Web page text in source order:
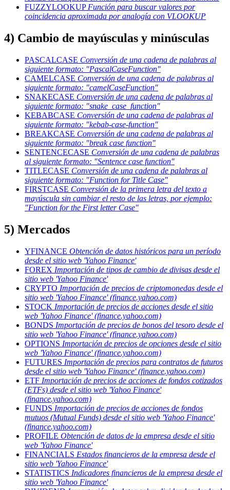
FUZZYLOOKUP Función para buscar valores por
coincidencia aproximada por analogía con VLOOKUP
4) Cambio de mayúsculas y minúsculas
PASCALCASE Conversión de una cadena de palabras al
siguiente formato: "PascalCaseFunction"
CAMELCASE Conversión de una cadena de palabras al
siguiente formato: "camelCaseFunction"
SNAKECASE Conversión de una cadena de palabras al
siguiente formato: "snake_case_function"
KEBABCASE Conversión de una cadena de palabras al
siguiente formato: "kebab-case-function"
BREAKCASE Conversión de una cadena de palabras al
siguiente formato: "break case function"
SENTENCECASE Conversión de una cadena de palabras
al siguiente formato: "Sentence case function"
TITLECASE Conversión de una cadena de palabras al
siguiente formato: "Function for Title Case"
FIRSTCASE Conversión de la primera letra del texto a
mayúscula sin cambiar el resto de las letras, por ejemplo:
"Function for the First letter Case"
5) Mercados
YFINANCE Obtención de datos históricos para un período
desde el sitio web 'Yahoo Finance'
FOREX Importación de tipos de cambio de divisas desde el
sitio web 'Yahoo Finance'
CRYPTO Importación de precios de criptomonedas desde el
sitio web 'Yahoo Finance' (finance.yahoo.com)
STOCK Importación de precios de acciones desde el sitio
web 'Yahoo Finance' (finance.yahoo.com)
BONDS Importación de precios de bonos del tesoro desde el
sitio web 'Yahoo Finance' (finance.yahoo.com)
OPTIONS Importación de precios de opciones desde el sitio
web 'Yahoo Finance' (finance.yahoo.com)
FUTURES Importación de precios para contratos de futuros
desde el sitio web 'Yahoo Finance' (finance.yahoo.com)
ETF Importación de precios de acciones de fondos cotizados
(ETFs) desde el sitio web 'Yahoo Finance'
(finance.yahoo.com)
FUNDS Importación de precios de acciones de fondos
mutuos (Mutual Funds) desde el sitio web 'Yahoo Finance'
(finance.yahoo.com)
PROFILE Obtención de datos de la empresa desde el sitio
web 'Yahoo Finance'
FINANCIALS Estados financieros de la empresa desde el
sitio web 'Yahoo Finance'
STATISTICS Indicadores financieros de la empresa desde el
sitio web 'Yahoo Finance'